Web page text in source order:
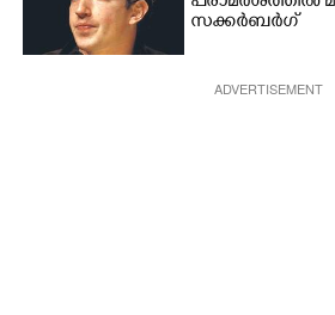
സക്കർബർഗ്
ADVERTISEMENT